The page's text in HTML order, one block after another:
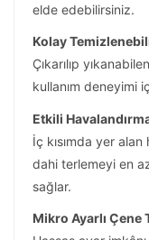
elde edebilirsiniz.
Kolay
Çıkarılıp
kullanım deneyimi
Etkili
İç kısımda yer
dahi terlemeyi en
sağlar.
Mikro Ayarlı Çene